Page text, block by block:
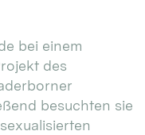
bei einem
des
besuchten sie